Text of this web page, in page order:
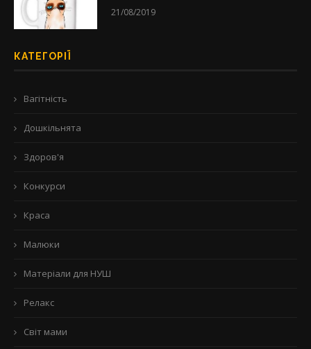
21/08/2019
КАТЕГОРІЇ
Вагітність
Дошкільнята
Здоров'я
Конкурси
Краса
Малюки
Матеріали для НУШ
Релакс
Світ мами